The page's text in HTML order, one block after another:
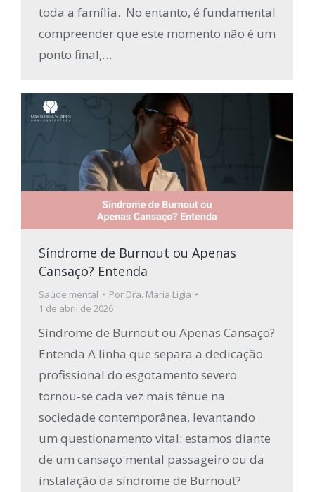
toda a família. No entanto, é fundamental
compreender que este momento não é um
ponto final,…
Síndrome de Burnout ou Apenas
Cansaço? Entenda
Saúde mental Por Dra. Maria Ligia
1 de abril de 2026
Síndrome de Burnout ou Apenas Cansaço?
Entenda A linha que separa a dedicação
profissional do esgotamento severo
tornou-se cada vez mais tênue na
sociedade contemporânea, levantando
um questionamento vital: estamos diante
de um cansaço mental passageiro ou da
instalação da síndrome de Burnout?